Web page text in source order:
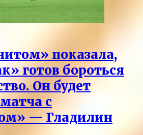
показала,
готов бороться
Он будет
с
— Гладилин